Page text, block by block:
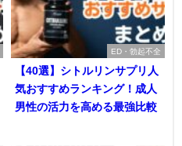
ED・勃起不全
【40選】シトルリンサプリ人
気おすすめランキング！成人
男性の活力を高める最強比較